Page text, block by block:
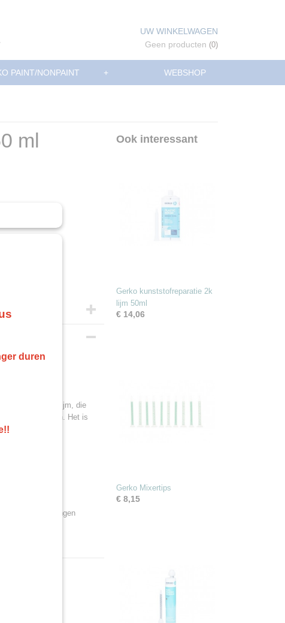
UW WINKELWAGEN
Geen producten (0)
WEBSHOP
PAINT/NONPAINT +
ml
structurele lijm, die
materialen. Het is
toepassingen
Ook interessant
Gerko kunststofreparatie 2k
lijm 50ml
€ 14,06
Gerko Mixertips
€ 8,15
duren